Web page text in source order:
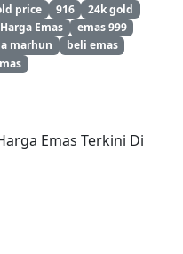
price 916
24k gold
Harga Emas
emas 999
marhun
beli emas
Emas Terkini Di